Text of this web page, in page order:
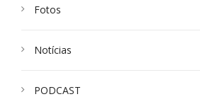
Fotos
Notícias
PODCAST